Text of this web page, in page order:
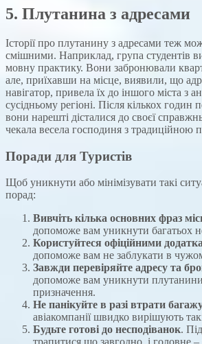
5. Плутанина з адресами
Історії про плутанину з адресами теж
смішними. Наприклад, група студентів
мовну практику. Вони забронювали
але, приїхавши на місце, виявили, що
навігатор, привела їх до іншого міста з
сусідньому регіоні. Після кількох годин
вони нарешті дісталися до своєї
чекала весела господиня з традиційною
Поради для Туристів
Щоб уникнути або мінімізувати такі
порад:
Вивчіть кілька основних фраз
допоможе вам уникнути багатьох
Користуйтеся офіційними
допоможе вам не заблукати в
Завжди перевіряйте адресу та
допоможе вам уникнути
призначення.
Не панікуйте в разі втрати
авіакомпанії швидко вирішують
Будьте готові до несподіванок.